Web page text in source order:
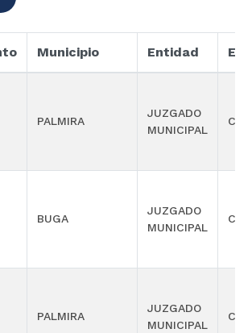
Municipio Entidad
PALMIRA
JUZGADO
MUNICIPAL
BUGA
JUZGADO
MUNICIPAL
PALMIRA
JUZGADO
MUNICIPAL